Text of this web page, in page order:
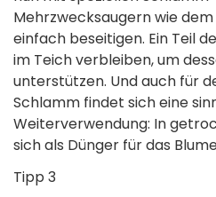
Mehrzwecksaugern wie
einfach beseitigen. Ein Teil
im Teich verbleiben, um
unterstützen. Und auch für
Schlamm findet sich eine
Weiterverwendung: In
sich als Dünger für das
Tipp 3